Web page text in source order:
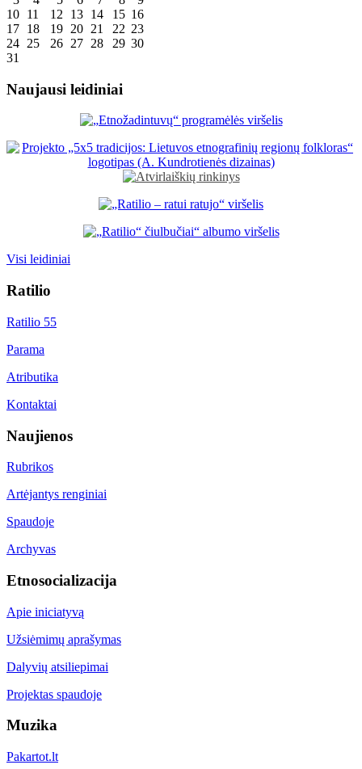
10 11 12 13 14 15 16
17 18 19 20 21 22 23
24 25 26 27 28 29 30
31
Naujausi leidiniai
Visi leidiniai
Ratilio
Ratilio 55
Parama
Atributika
Kontaktai
Naujienos
Rubrikos
Artėjantys renginiai
Spaudoje
Archyvas
Etnosocializacija
Apie iniciatyvą
Užsiėmimų aprašymas
Dalyvių atsiliepimai
Projektas spaudoje
Muzika
Pakartot.lt